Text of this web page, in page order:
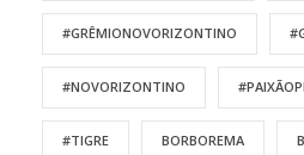
#GRÊMIONOVORIZONTINO
#NOVORIZONTINO
#TIGRE BORBOREMA